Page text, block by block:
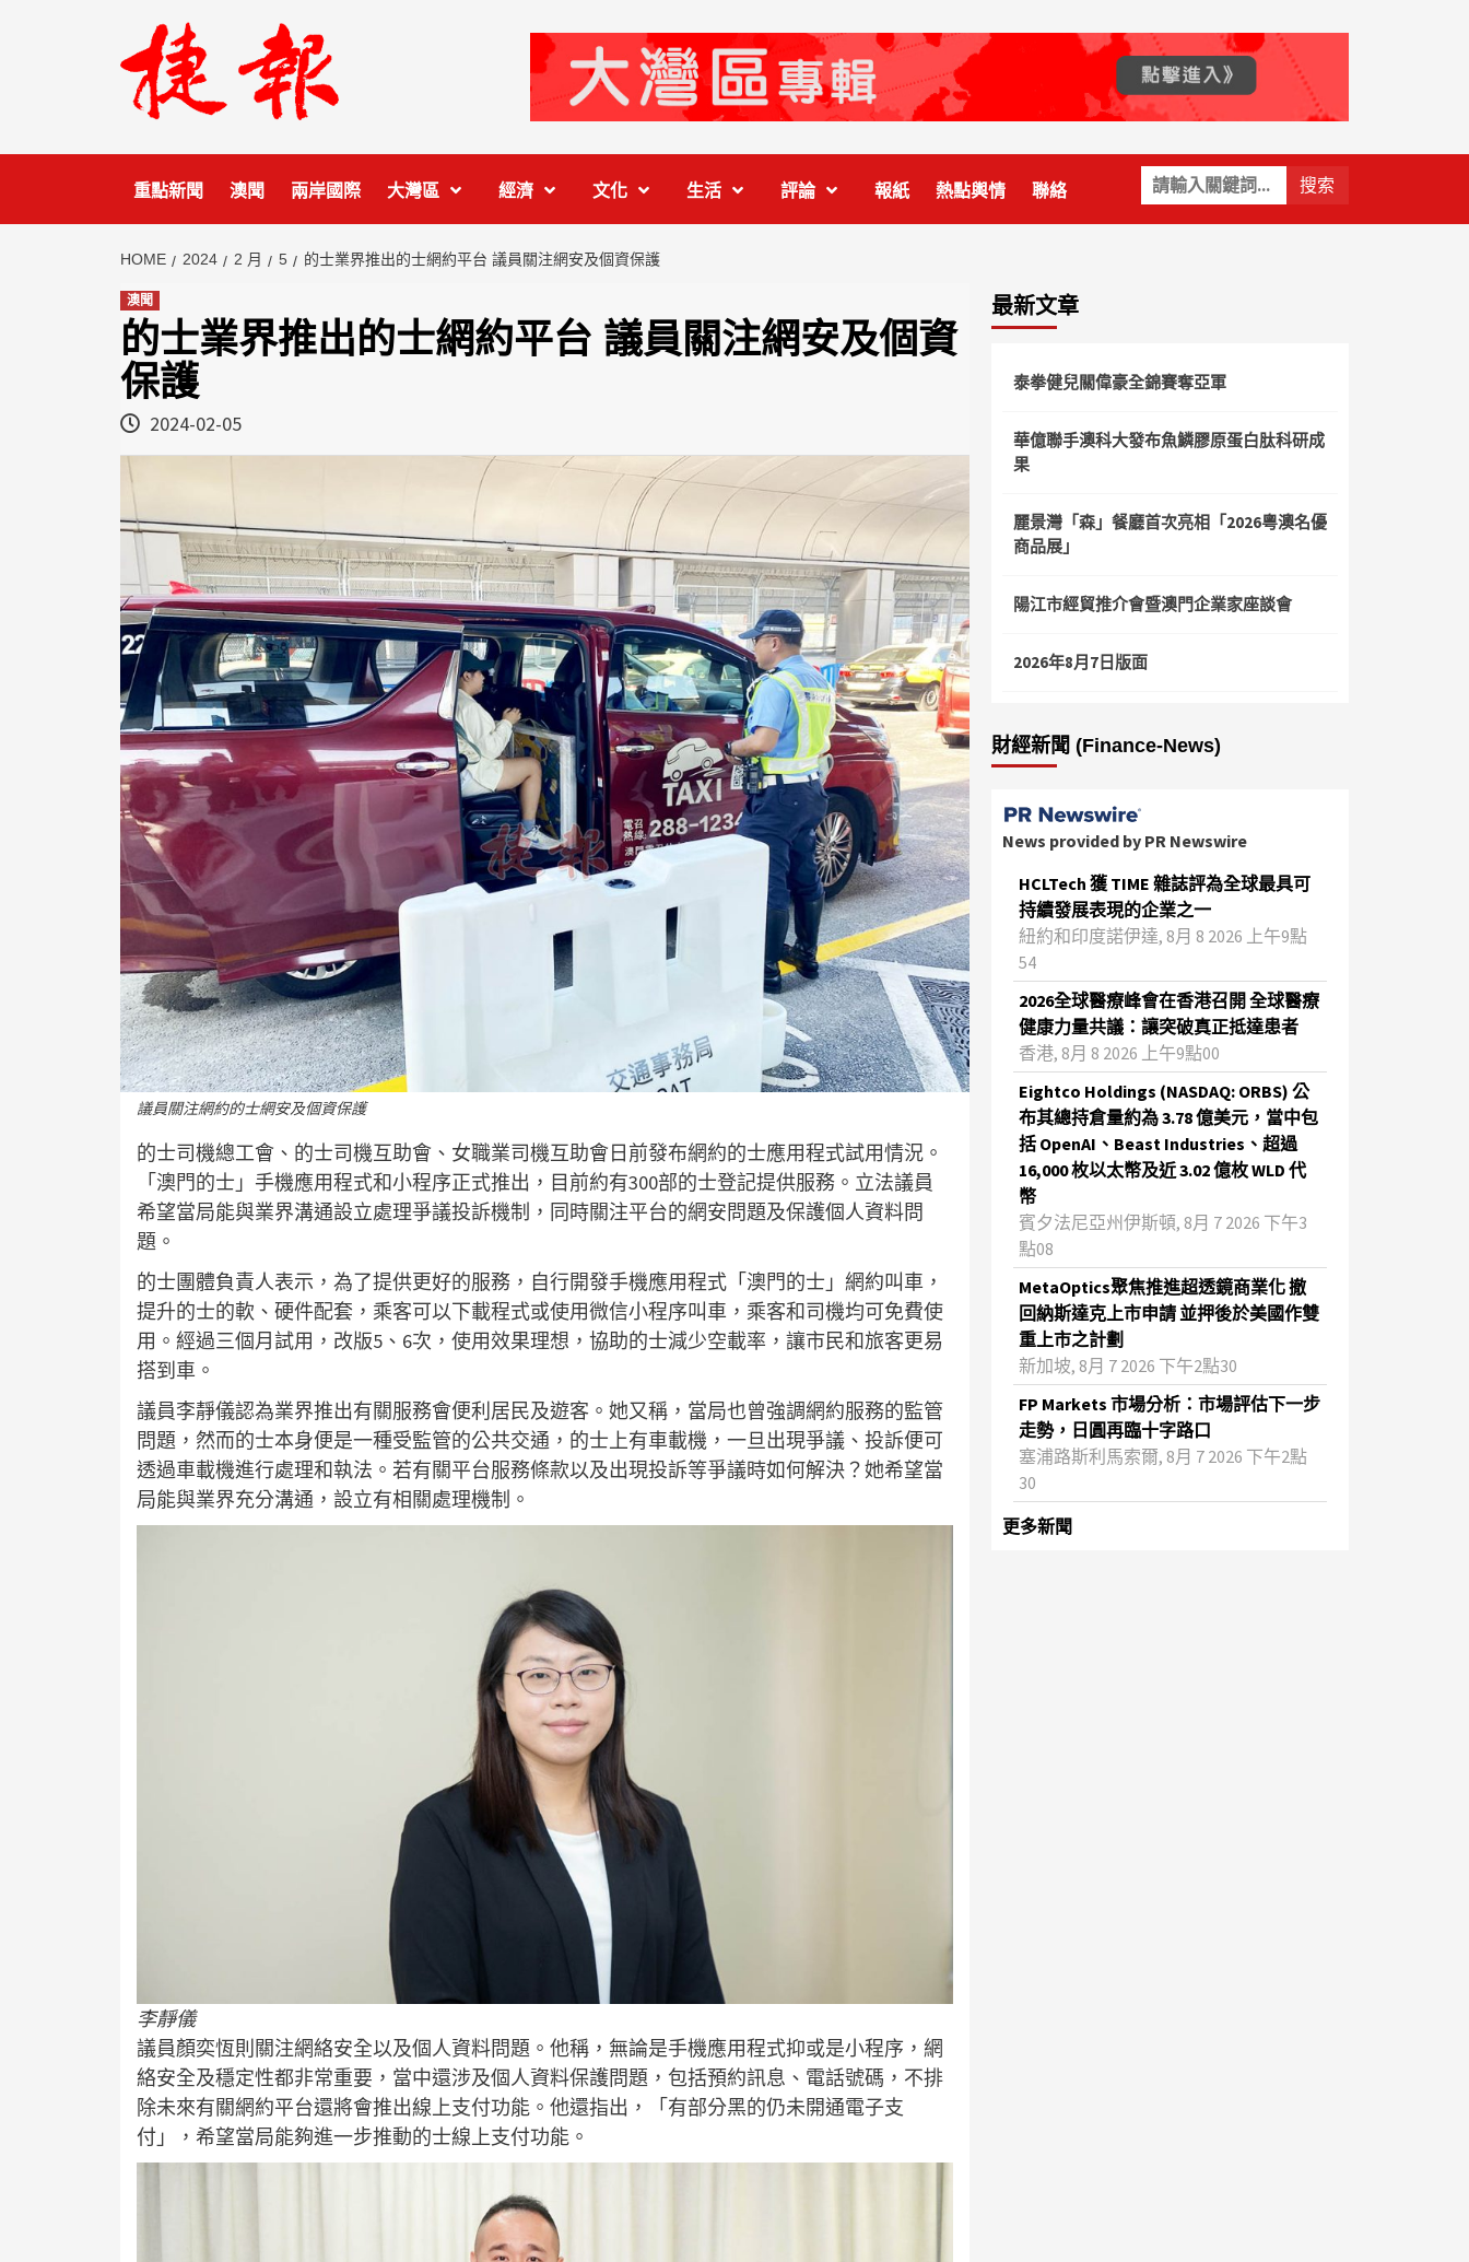
關
鍵
字:
重點新聞 澳聞 兩岸國際 大灣區 經濟 文化 生活 評論 報紙 熱點輿情 聯絡
HOME 2024 2 月 5 的士業界推出的士網約平台 議員關注網安及個資保護
澳聞
的士業界推出的士網約平台 議員關注網安及個資
保護
2024-02-05
議員關注網約的士網安及個資保護
的士司機總工會、的士司機互助會、女職業司機互助會日前發布網約的士應用程式試用情況。
「澳門的士」手機應用程式和小程序正式推出，目前約有300部的士登記提供服務。立法議員
希望當局能與業界溝通設立處理爭議投訴機制，同時關注平台的網安問題及保護個人資料問
題。
的士團體負責人表示，為了提供更好的服務，自行開發手機應用程式「澳門的士」網約叫車，
提升的士的軟、硬件配套，乘客可以下載程式或使用微信小程序叫車，乘客和司機均可免費使
用。經過三個月試用，改版5、6次，使用效果理想，協助的士減少空載率，讓市民和旅客更易
搭到車。
議員李靜儀認為業界推出有關服務會便利居民及遊客。她又稱，當局也曾強調網約服務的監管
問題，然而的士本身便是一種受監管的公共交通，的士上有車載機，一旦出現爭議、投訴便可
透過車載機進行處理和執法。若有關平台服務條款以及出現投訴等爭議時如何解決？她希望當
局能與業界充分溝通，設立有相關處理機制。
李靜儀
議員顏奕恆則關注網絡安全以及個人資料問題。他稱，無論是手機應用程式抑或是小程序，網
絡安全及穩定性都非常重要，當中還涉及個人資料保護問題，包括預約訊息、電話號碼，不排
除未來有關網約平台還將會推出線上支付功能。他還指出，「有部分黑的仍未開通電子支
付」，希望當局能夠進一步推動的士線上支付功能。
最新文章
泰拳健兒關偉豪全錦賽奪亞軍
華億聯手澳科大發布魚鱗膠原蛋白肽科研成
果
麗景灣「森」餐廳首次亮相「2026粵澳名優
商品展」
陽江市經貿推介會暨澳門企業家座談會
2026年8月7日版面
財經新聞 (Finance-News)
News provided by PR Newswire
HCLTech 獲 TIME 雜誌評為全球最具可
持續發展表現的企業之一
紐約和印度諾伊達, 8月 8 2026 上午9點
54
2026全球醫療峰會在香港召開 全球醫療
健康力量共議：讓突破真正抵達患者
香港, 8月 8 2026 上午9點00
Eightco Holdings (NASDAQ: ORBS) 公
布其總持倉量約為 3.78 億美元，當中包
括 OpenAI、Beast Industries、超過
16,000 枚以太幣及近 3.02 億枚 WLD 代
幣
賓夕法尼亞州伊斯頓, 8月 7 2026 下午3
點08
MetaOptics聚焦推進超透鏡商業化 撤
回納斯達克上市申請 並押後於美國作雙
重上市之計劃
新加坡, 8月 7 2026 下午2點30
FP Markets 市場分析：市場評估下一步
走勢，日圓再臨十字路口
塞浦路斯利馬索爾, 8月 7 2026 下午2點
30
更多新聞